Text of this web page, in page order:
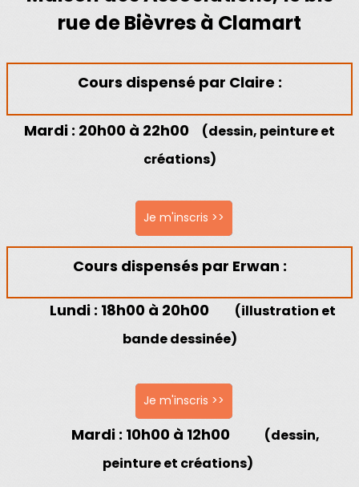
rue de Bièvres à Clamart
Cours dispensé par Claire :
Mardi : 20h00 à 22h00 (dessin, peinture et
créations)
Je m'inscris >>
Cours dispensés par Erwan :
Lundi: 18h00 à 20h00
(illustration et
bande dessinée)
Je m'inscris >>
Mardi : 10h00 à 12h00
(dessin,
peinture et créations)